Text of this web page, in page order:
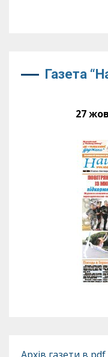
Газета
27